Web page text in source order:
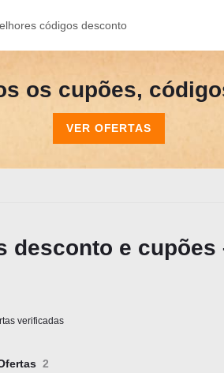
códigos desconto
os cupões,
VER OFERTAS
desconto e cupões
verificadas